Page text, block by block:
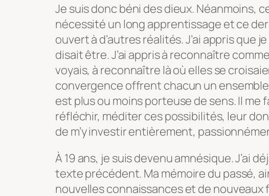
Je suis donc béni des dieux. Néanmoins,
nécessité un long apprentissage et ce
ouvert à d’autres réalités. J’ai appris que
disait être. J’ai appris à reconnaître
voyais, à reconnaître là où elles se
convergence offrent chacun un
est plus ou moins porteuse de sens. Il
réfléchir, méditer ces possibilités, leur
de m’y investir entièrement,
À 19 ans, je suis devenu amnésique. J’ai
texte précédent. Ma mémoire du passé,
nouvelles connaissances et de